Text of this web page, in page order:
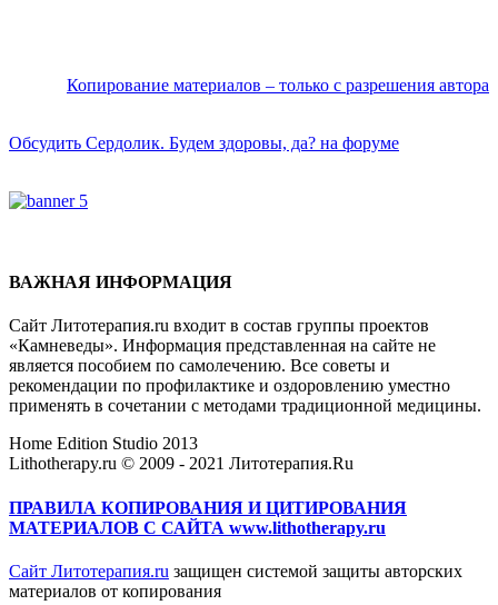
Копирование материалов – только с разрешения автора
Обсудить Сердолик. Будем здоровы, да? на форуме
ВАЖНАЯ ИНФОРМАЦИЯ
Сайт Литотерапия.ru входит в состав группы проектов
«Камневеды». Информация представленная на сайте не
является пособием по самолечению. Все советы и
рекомендации по профилактике и оздоровлению уместно
применять в сочетании с методами традиционной медицины.
Home Edition Studio 2013
Lithotherapy.ru © 2009 - 2021 Литотерапия.Ru
ПРАВИЛА КОПИРОВАНИЯ И ЦИТИРОВАНИЯ
МАТЕРИАЛОВ С САЙТА www.lithotherapy.ru
Сайт Литотерапия.ru защищен системой защиты авторских
материалов от копирования